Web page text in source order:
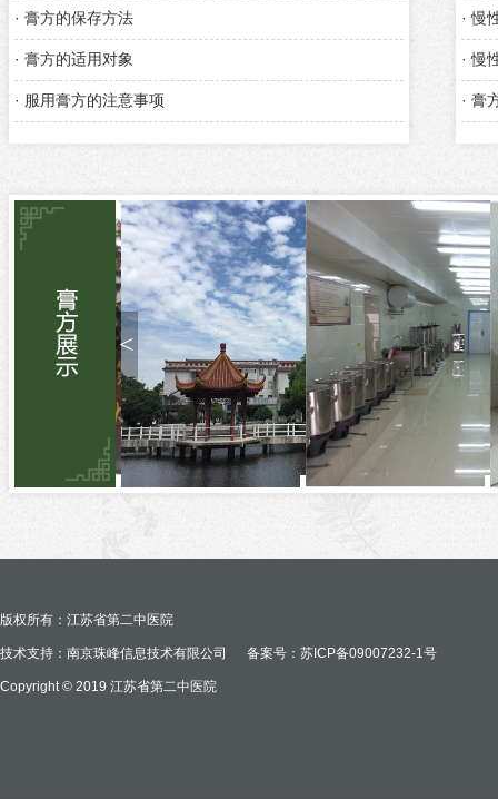
· 膏方的保存方法
· 膏方的适用对象
· 服用膏方的注意事项
· 慢
· 慢
· 膏
版权所有：江苏省第二中医院
技术支持：南京珠峰信息技术有限公司 备案号：苏ICP备09007232-1号
Copyright © 2019 江苏省第二中医院